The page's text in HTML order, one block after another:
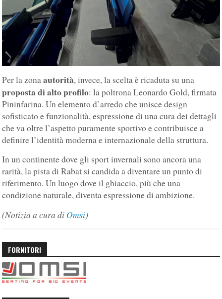
Per la zonaautorità, invece, la scelta è ricaduta su una
proposta di alto profilo: la poltrona Leonardo Gold, firmata
Pininfarina. Un elemento d’arredo che unisce design
sofisticato e funzionalità, espressione di una cura dei dettagli
che va oltre l’aspetto puramente sportivo e contribuisce a
definire l’identità moderna e internazionale della struttura.
In un continente dove gli sport invernali sono ancora una
rarità, la pista di Rabat si candida a diventare un punto di
riferimento. Un luogo dove il ghiaccio, più che una
condizione naturale, diventa espressione di ambizione.
(Notizia a cura di Omsi)
FORNITORI